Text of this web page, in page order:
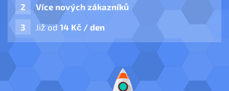
Více nových zákazníků
Již od 14 Kč / den